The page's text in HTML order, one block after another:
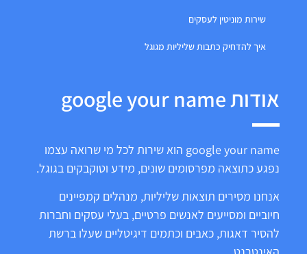
שירות מוניטין לעסקים
איך להדחיק כתבות שליליות מגוגל
אודות google your name
google your name הוא שירות לכל מי שרואה עצמו
נפגע כתוצאה מפרסומים שונים, מידע וטוקבקים בגוגל.
אנחנו מסירים תוצאות שליליות, מנהלים קמפיינים
חיוביים ומסייעים לאנשים פרטיים, בעלי עסקים וחברות
להסיר דאגות, כאבים וכתמים דיגיטליים שעלו ברשת